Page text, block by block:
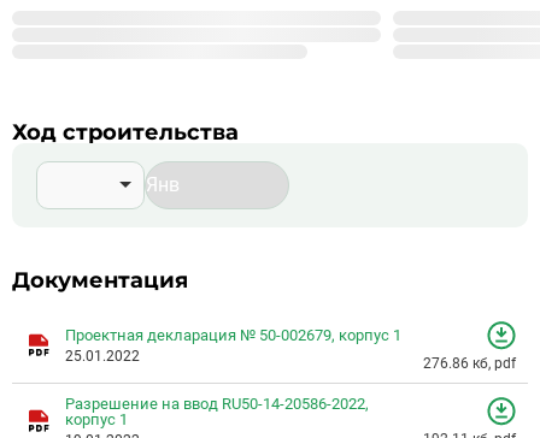
Ход строительства
Документация
Проектная декларация № 50-002679, корпус 1
25.01.2022 276.86 кб, pdf
Разрешение на ввод RU50-14-20586-2022,
корпус 1